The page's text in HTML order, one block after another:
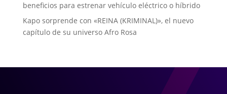
beneficios para estrenar vehículo eléctrico o híbrido
Kapo sorprende con «REINA (KRIMINAL)», el nuevo
capítulo de su universo Afro Rosa